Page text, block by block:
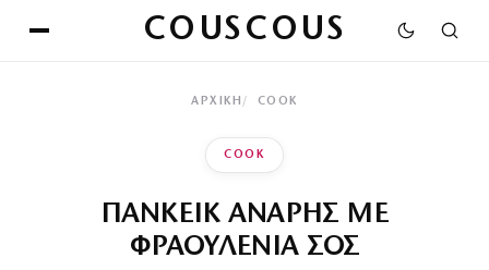
COUSCOUS
ΑΡΧΙΚΉ COOK
COOK
ΠΑΝΚΕΙΚ ΑΝΑΡΗΣ ΜΕ
ΦΡΑΟΥΛΕΝΙΑ ΣΟΣ